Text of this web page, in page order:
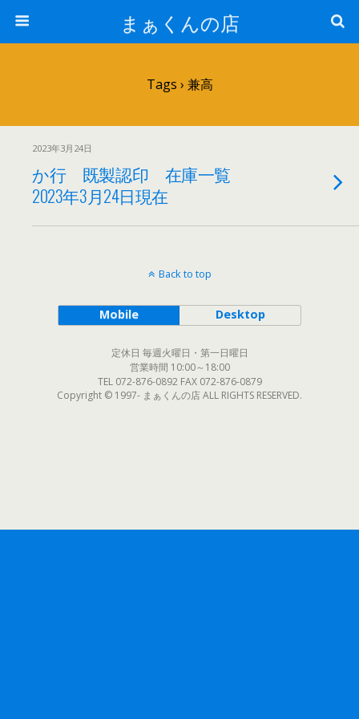
まぁくんの店
Tags › 兼高
2023年3月24日
か行 既製認印 在庫一覧
2023年3月24日現在
Back to top
Mobile Desktop
定休日 毎週火曜日・第一日曜日
営業時間 10:00～18:00
TEL 072-876-0892 FAX 072-876-0879
Copyright © 1997- まぁくんの店 ALL RIGHTS RESERVED.